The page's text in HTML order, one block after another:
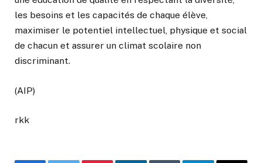
les besoins et les capacités de chaque élève,
maximiser le potentiel intellectuel, physique et social
de chacun et assurer un climat scolaire non
discriminant.
(AIP)
rkk